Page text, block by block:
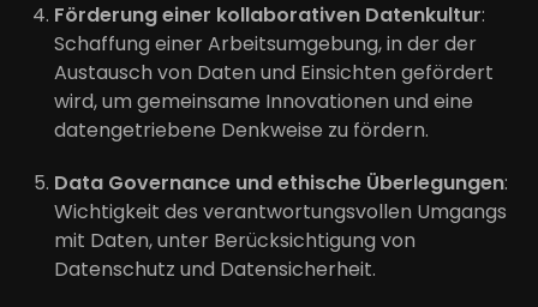
Förderung einer kollaborativen Datenkultur:
Schaffung einer Arbeitsumgebung, in der der
Austausch von Daten und Einsichten gefördert
wird, um gemeinsame Innovationen und eine
datengetriebene Denkweise zu fördern.
Data Governance und ethische Überlegungen:
Wichtigkeit des verantwortungsvollen Umgangs
mit Daten, unter Berücksichtigung von
Datenschutz und Datensicherheit.